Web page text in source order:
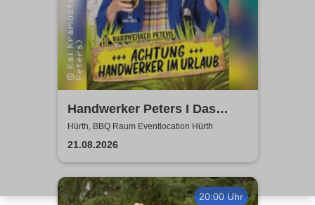
Handwerker Peters I Das
Sommer Event | Achtung -
Handwerker im UrlaubOpen
Air
Hürth, BBQ Raum Eventlocation Hürth
21.08.2026
20:00 Uhr